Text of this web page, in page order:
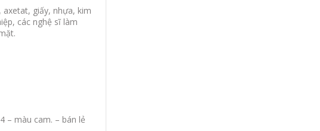
giấy, nhựa, kim
các nghệ sĩ làm
– màu cam. – bán lẻ